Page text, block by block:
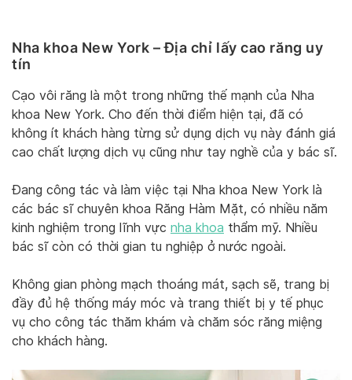
Nha khoa New York – Địa chỉ lấy cao răng uy
tín
Cạo vôi răng là một trong những thế mạnh của Nha
khoa New York. Cho đến thời điểm hiện tại, đã có
không ít khách hàng từng sử dụng dịch vụ này đánh giá
cao chất lượng dịch vụ cũng như tay nghề của y bác sĩ.
Đang công tác và làm việc tại Nha khoa New York là
các bác sĩ chuyên khoa Răng Hàm Mặt, có nhiều năm
kinh nghiệm trong lĩnh vực nha khoa thẩm mỹ. Nhiều
bác sĩ còn có thời gian tu nghiệp ở nước ngoài.
Không gian phòng mạch thoáng mát, sạch sẽ, trang bị
đầy đủ hệ thống máy móc và trang thiết bị y tế phục
vụ cho công tác thăm khám và chăm sóc răng miệng
cho khách hàng.